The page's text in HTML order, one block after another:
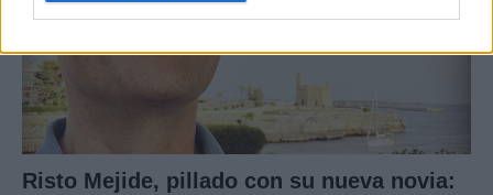
Risto Mejide, pillado con su nueva novia: